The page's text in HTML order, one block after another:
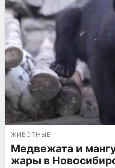
ЖИВОТНЫЕ
Медвежата и
жары в